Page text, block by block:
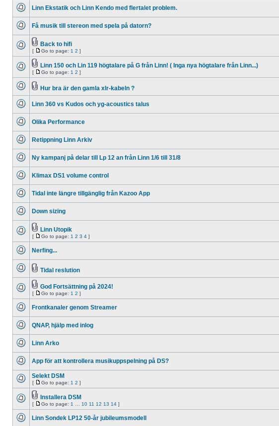
posts
posts
Linn Ekstatik och Linn Kendo med flertalet problem.
unread
posts
Få musik till stereon med spela på datorn?
unread
posts
Attachment(s)
Back to hifi
[
Go
page
Go to page: 1 2 ]
unread
posts
Attachment(s)
Linn 150 och Lin 119 högtalare på G från Linn! ( Inga nya högtalare från Linn...)
[
Go
page
Go to page: 1 2 ]
posts
Hur bra är den gamla xlr-kabeln ?
posts
Linn 360 vs Kudos och yg-acoustics talus
posts
Olika Performance
posts
Retippning Linn Arkiv
posts
Ny kampanj på delar till Lp 12 an från Linn 1/6 till 31/8
posts
Klimax DS1 volume control
posts
Tidal inte längre tillgänglig från Kazoo App
unread
posts
Down sizing
unread
posts
Attachment(s)
Linn Utopik
[
Go
page
Go to page: 1 2 3 4 ]
unread
posts
Nerfing...
unread
posts
Tidal reslution
unread
posts
Attachment(s)
God Fortsättning på 2024!
[
Go
page
Go to page: 1 2 ]
posts
Frontkanaler genom Streamer
posts
QNAP, hjälp med inlog
posts
Linn Arko
unread
posts
App för att kontrollera musikuppspelning på DS?
unread
posts
Selekt DSM
[
Go
page
Go to page: 1 2 ]
unread
posts
Attachment(s)
Installera DSM
[
Go
page
Go to page: 1 10 11 12 13 14 ]
Linn Sondek LP12 50-år jubileumsmodell